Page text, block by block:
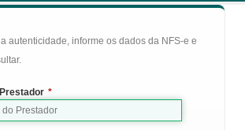
autenticidade, informe os dados da NFS-e e
*